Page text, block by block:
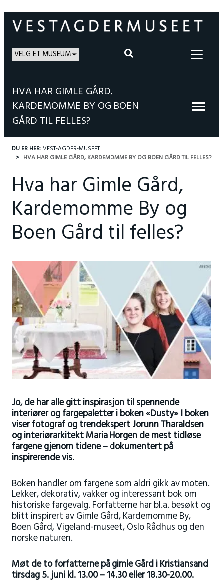
VELG ET MUSEUM
HVA HAR GIMLE GÅRD,
KARDEMOMME BY OG BOEN
GÅRD TIL FELLES?
DU ER HER:VEST-AGDER-MUSEET
HVA HAR GIMLE GÅRD, KARDEMOMME BY OG BOEN GÅRD TIL FELLES?
Hva har Gimle Gård,
Kardemomme By og
Boen Gård til felles?
Jo, de har alle gitt inspirasjon til spennende
interiører og fargepaletter i boken «Dusty» I boken
viser fotograf og trendekspert Jorunn Tharaldsen
og interiørarkitekt Maria Horgen de mest tidløse
fargene gjenom tidene – dokumentert på
inspirerende vis.
Boken handler om fargene som aldri gikk av moten.
Lekker, dekorativ, vakker og interessant bok om
historiske fargevalg. Forfatterne har bl.a. besøkt og
blitt inspirert av Gimle Gård, Kardemomme By,
Boen Gård, Vigeland-museet, Oslo Rådhus og den
norske naturen.
Møt de to forfatterne på gimle Gård i Kristiansand
tirsdag 5. juni kl. 13.00 – 14.30 eller 18.30-20.00.